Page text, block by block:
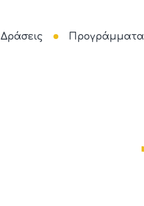
Δράσεις Προγράμματα